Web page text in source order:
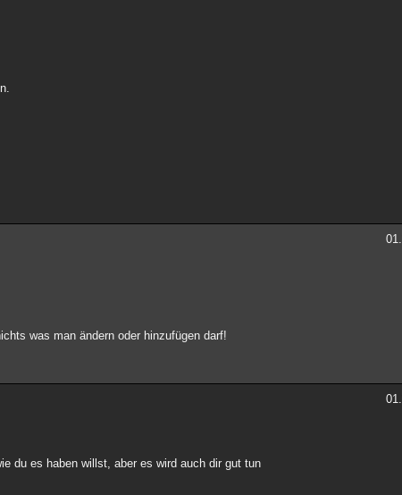
was man ändern oder hinzufügen darf!
du es haben willst, aber es wird auch dir gut tun